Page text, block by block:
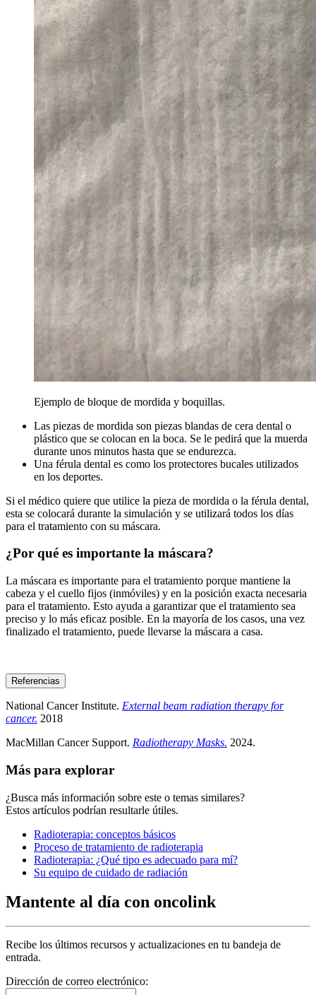
Ejemplo de bloque de mordida y boquillas.
Las piezas de mordida son piezas blandas de cera dental o
plástico que se colocan en la boca. Se le pedirá que la muerda
durante unos minutos hasta que se endurezca.
Una férula dental es como los protectores bucales utilizados
en los deportes.
Si el médico quiere que utilice la pieza de mordida o la férula dental,
esta se colocará durante la simulación y se utilizará todos los días
para el tratamiento con su máscara.
¿Por qué es importante la máscara?
La máscara es importante para el tratamiento porque mantiene la
cabeza y el cuello fijos (inmóviles) y en la posición exacta necesaria
para el tratamiento. Esto ayuda a garantizar que el tratamiento sea
preciso y lo más eficaz posible. En la mayoría de los casos, una vez
finalizado el tratamiento, puede llevarse la máscara a casa.
Referencias
National Cancer Institute. External beam radiation therapy for
cancer. 2018
MacMillan Cancer Support. Radiotherapy Masks. 2024.
Más para explorar
¿Busca más información sobre este o temas similares?
Estos artículos podrían resultarle útiles.
Radioterapia: conceptos básicos
Proceso de tratamiento de radioterapia
Radioterapia: ¿Qué tipo es adecuado para mí?
Su equipo de cuidado de radiación
Mantente al día con oncolink
Recibe los últimos recursos y actualizaciones en tu bandeja de
entrada.
Dirección de correo electrónico: